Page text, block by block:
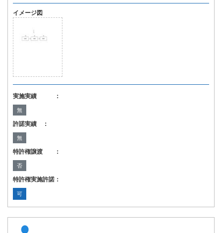
イメージ図
実施実績 ：
無
許諾実績 ：
無
特許権譲渡 ：
否
特許権実施許諾：
可